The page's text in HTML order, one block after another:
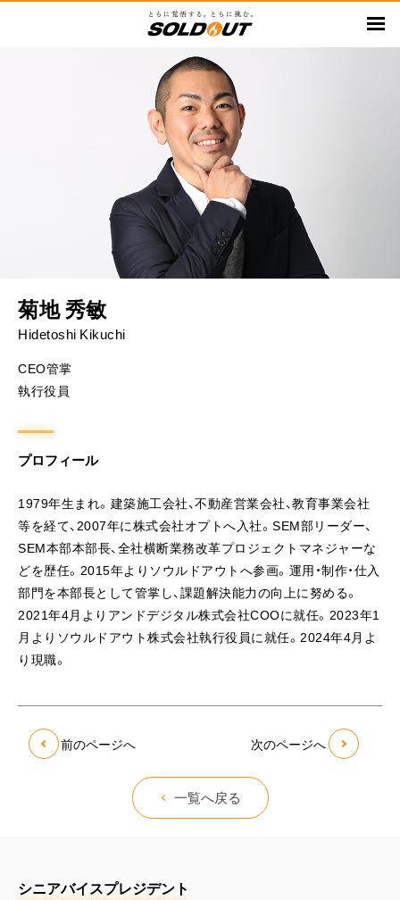
菊地 秀敏
Hidetoshi Kikuchi
CEO管掌
執行役員
プロフィール
1979年生まれ。建築施工会社、不動産営業会社、教育事業会社
等を経て、2007年に株式会社オプトへ入社。SEM部リーダー、
SEM本部本部長、全社横断業務改革プロジェクトマネジャーな
どを歴任。2015年よりソウルドアウトへ参画。運用・制作・仕入
部門を本部長として管掌し、課題解決能力の向上に努める。
2021年4月よりアンドデジタル株式会社COOに就任。2023年1
月よりソウルドアウト株式会社執行役員に就任。2024年4月よ
り現職。
前のページへ 次のページへ
一覧へ戻る
シニアバイスプレジデント